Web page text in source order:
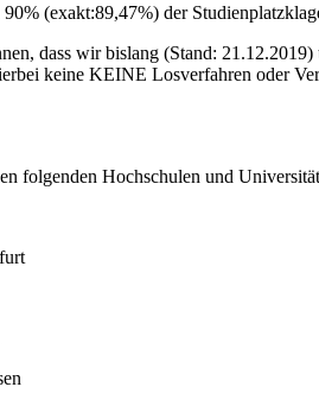
(exakt:89,47%) der
dass wir bislang (Stand:
keine KEINE Losverfahren oder
folgenden Hochschulen und